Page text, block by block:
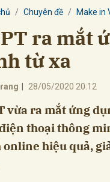
Chuyên đề Make in
ra mắt
từ xa
28/05/2020 20:12
vừa ra mắt ứng
thoại thông
online hiệu quả,